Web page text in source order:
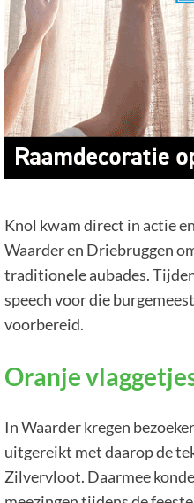
Knol kwam direct in actie
Waarder en Driebruggen
traditionele aubades.
speech voor die
voorbereid.
Oranje
In Waarder kregen
uitgereikt met daarop de
Zilvervloot. Daarmee